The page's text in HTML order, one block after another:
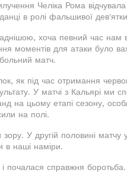
Челіка Рома
в ролі фальшивої
хоча певний час нам
моментів для атаки було
матч.
як під час отримання
У матчі з Кальярі ми
на цьому етапі сезону,
на полі.
У другій половині матчу
в наші наміри.
почалася справжня